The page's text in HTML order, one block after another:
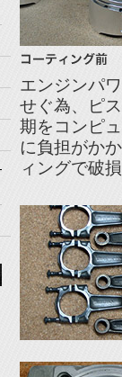
エンジンパ
せぐ為、ピ
期をコンピ
に負担がか
ィングで破